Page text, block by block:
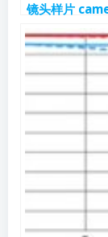
镜头样片